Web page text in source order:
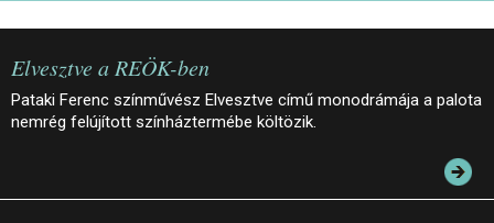
Elvesztve a REÖK-ben
Pataki Ferenc színművész Elvesztve című monodrámája a palota
nemrég felújított színháztermébe költözik.